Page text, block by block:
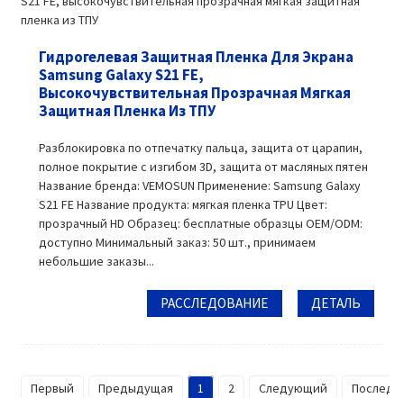
Гидрогелевая Защитная Пленка Для Экрана
Samsung Galaxy S21 FE,
Высокочувствительная Прозрачная Мягкая
Защитная Пленка Из ТПУ
Разблокировка по отпечатку пальца, защита от царапин,
полное покрытие с изгибом 3D, защита от масляных пятен
Название бренда: VEMOSUN Применение: Samsung Galaxy
S21 FE Название продукта: мягкая пленка TPU Цвет:
прозрачный HD Образец: бесплатные образцы OEM/ODM:
доступно Минимальный заказ: 50 шт., принимаем
небольшие заказы...
РАССЛЕДОВАНИЕ ДЕТАЛЬ
Первый Предыдущая 1 2 Следующий